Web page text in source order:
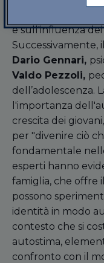
e sull'influenza dei
Successivamente,
Dario Gennari,
Valdo Pezzoli,
dell’adolescenza.
l'importanza
crescita dei
per "divenire ciò
fondamentale
esperti hanno
famiglia, che offre
possono
identità in modo
contesto che si
autostima,
confronto con il